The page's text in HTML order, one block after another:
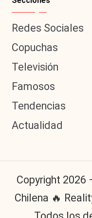
Redes Sociales
Copuchas
Televisión
Famosos
Tendencias
Actualidad
Copyright 2026
Chilena 🔥